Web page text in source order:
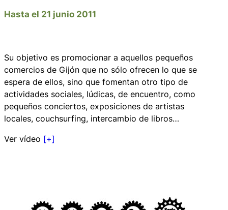
Hasta el 21 junio 2011
Su objetivo es promocionar a aquellos pequeños
comercios de Gijón que no sólo ofrecen lo que se
espera de ellos, sino que fomentan otro tipo de
actividades sociales, lúdicas, de encuentro, como
pequeños conciertos, exposiciones de artistas
locales, couchsurfing, intercambio de libros…
Ver vídeo [+]